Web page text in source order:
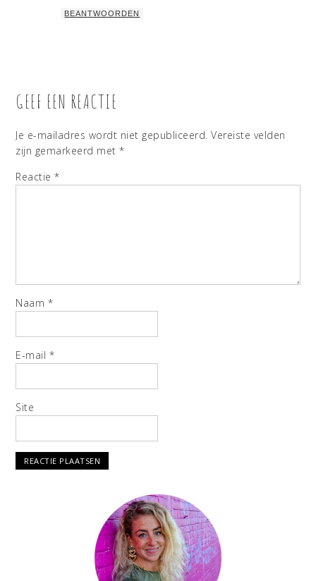
BEANTWOORDEN
GEEF EEN REACTIE
Je e-mailadres wordt niet gepubliceerd. Vereiste velden
zijn gemarkeerd met*
Reactie*
Naam *
E-mail *
Site